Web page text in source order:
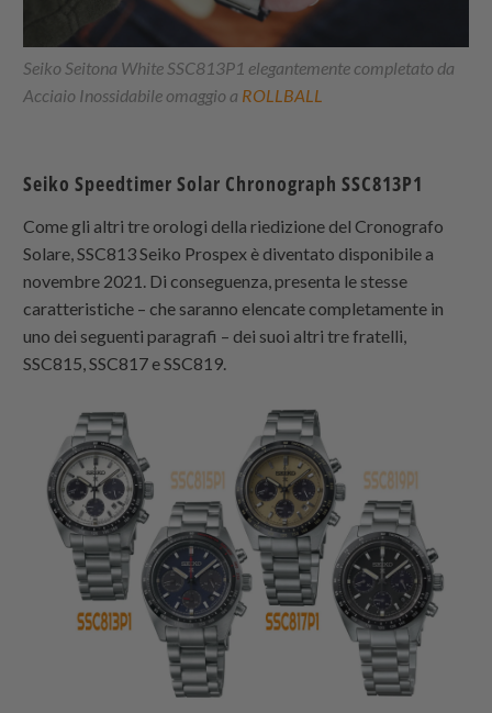
Seiko Seitona White SSC813P1 elegantemente completato da
Acciaio Inossidabile omaggio a ROLLBALL
Seiko Speedtimer Solar Chronograph SSC813P1
Come gli altri tre orologi della riedizione del Cronografo
Solare, SSC813 Seiko Prospex è diventato disponibile a
novembre 2021. Di conseguenza, presenta le stesse
caratteristiche – che saranno elencate completamente in
uno dei seguenti paragrafi – dei suoi altri tre fratelli,
SSC815, SSC817 e SSC819.